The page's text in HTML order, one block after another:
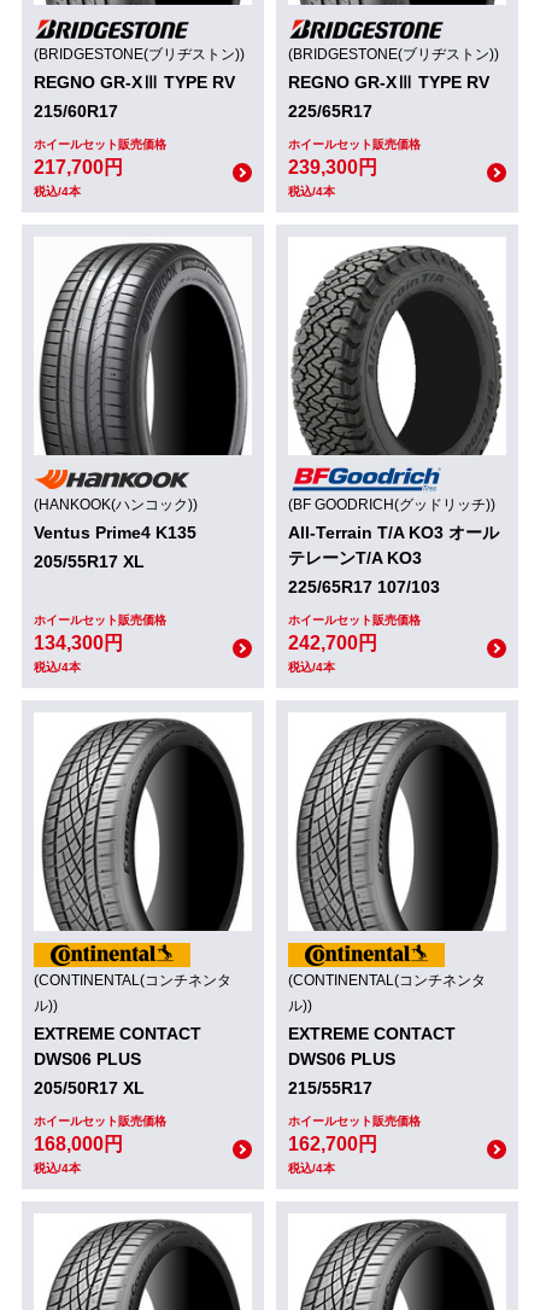
(BRIDGESTONE(ブリヂストン))
REGNO GR-XⅢ TYPE RV
215/60R17
ホイールセット販売価格
217,700円
税込/4本
(BRIDGESTONE(ブリヂストン))
REGNO GR-XⅢ TYPE RV
225/65R17
ホイールセット販売価格
239,300円
税込/4本
(HANKOOK(ハンコック))
Ventus Prime4 K135
205/55R17 XL
ホイールセット販売価格
134,300円
税込/4本
(BF GOODRICH(グッドリッチ))
All-Terrain T/A KO3 オール
テレーンT/A KO3
225/65R17 107/103
ホイールセット販売価格
242,700円
税込/4本
(CONTINENTAL(コンチネンタ
ル))
EXTREME CONTACT
DWS06 PLUS
205/50R17 XL
ホイールセット販売価格
168,000円
税込/4本
(CONTINENTAL(コンチネンタ
ル))
EXTREME CONTACT
DWS06 PLUS
215/55R17
ホイールセット販売価格
162,700円
税込/4本